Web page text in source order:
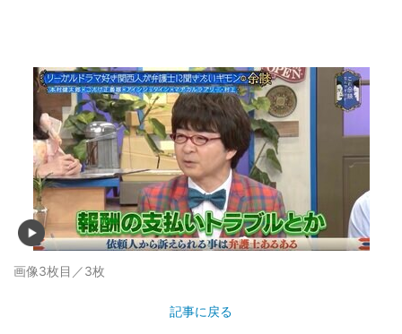
画像3枚目／3枚
記事に戻る